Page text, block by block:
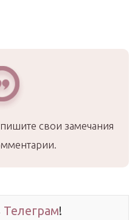
свои замечания
Телеграм!